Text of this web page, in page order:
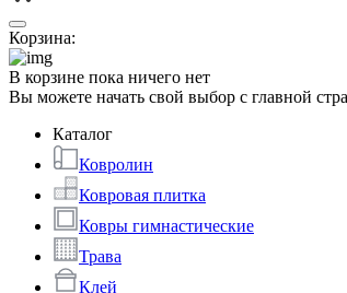
Корзина:
В корзине пока ничего нет
Вы можете начать свой выбор с главной
Каталог
Ковролин
Ковровая плитка
Ковры гимнастические
Трава
Клей